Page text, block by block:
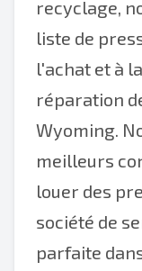
recyclage,
liste de
l'achat et à
réparation
Wyoming.
meilleurs
louer des
société de
parfaite